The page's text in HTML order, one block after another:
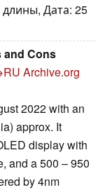
Дата: 25
and Cons
Archive.org
2022 with an
approx. It
display with
and a 500 – 950
by 4nm